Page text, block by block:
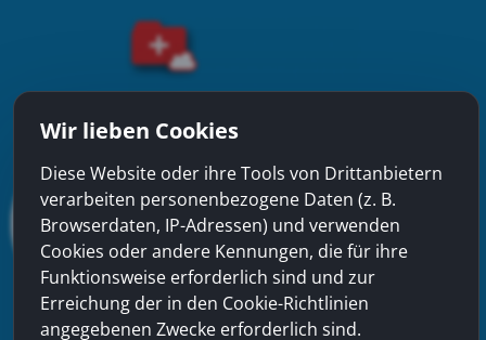
Wir lieben Cookies
Diese Website oder ihre Tools von Drittanbietern
verarbeiten personenbezogene Daten (z. B.
Browserdaten, IP-Adressen) und verwenden
Cookies oder andere Kennungen, die für ihre
Funktionsweise erforderlich sind und zur
Erreichung der in den Cookie-Richtlinien
angegebenen Zwecke erforderlich sind.